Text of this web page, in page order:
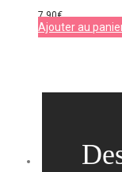
7,90€
Ajouter au